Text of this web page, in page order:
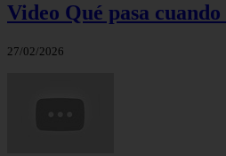
Video Qué pasa
27/02/2026